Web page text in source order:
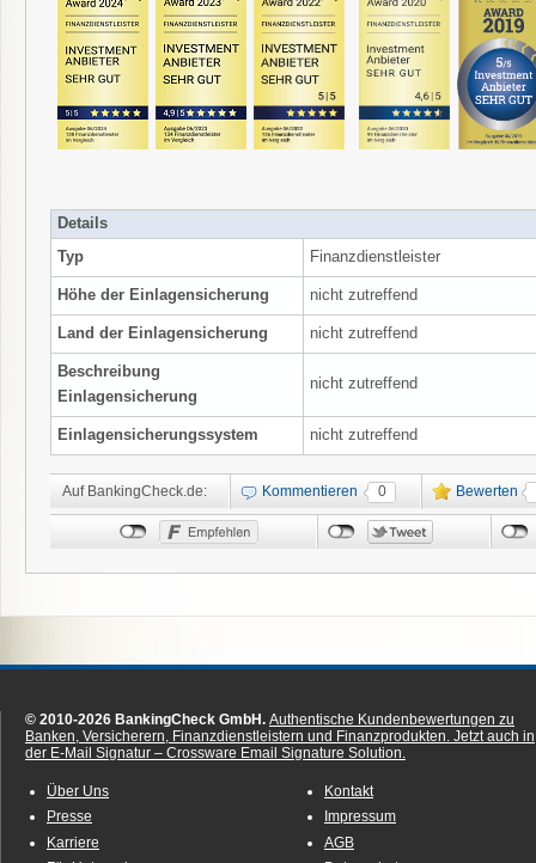
Details
Typ
Finanzdienstleister
Höhe der Einlagensicherung nicht zutreffend
Land der Einlagensicherung nicht zutreffend
Beschreibung
Einlagensicherung
nicht zutreffend
Einlagensicherungssystem nicht zutreffend
Auf BankingCheck.de: Kommentieren 0 Bewerten
© 2010-2026 BankingCheck GmbH. Authentische Kundenbewertungen zu
Banken, Versicherern, Finanzdienstleistern und Finanzprodukten. Jetzt auch in
der E-Mail Signatur – Crossware Email Signature Solution.
Über Uns
Presse
Karriere
Kontakt
Impressum
AGB